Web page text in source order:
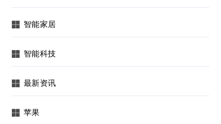
智能家居
智能科技
最新资讯
苹果